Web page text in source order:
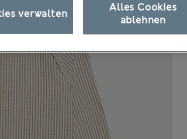
Alles Cookies
ablehnen
verwalten